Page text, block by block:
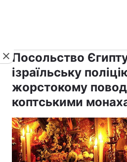
Посольство
ізраїльську
жорстокому
коптськими